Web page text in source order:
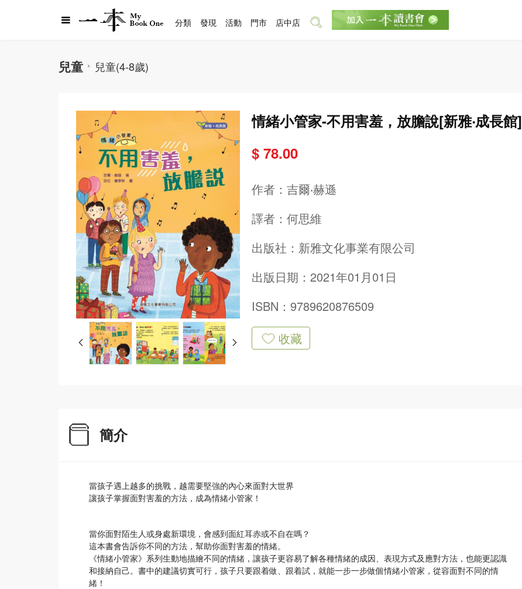
兒童 兒童(4-8歲)
情緒小管家-不用害羞，放膽說[新雅‧成長館]
$ 78.00
作者： 吉爾‧赫遜
譯者： 何思維
出版社： 新雅文化事業有限公司
出版日期：2021年01月01日
ISBN：9789620876509
收藏
簡介
當孩子遇上越多的挑戰，越需要堅強的內心來面對大世界
讓孩子掌握面對害羞的方法，成為情緒小管家！
當你面對陌生人或身處新環境，會感到面紅耳赤或不自在嗎？
這本書會告訴你不同的方法，幫助你面對害羞的情緒。
《情緒小管家》系列生動地描繪不同的情緒，讓孩子更容易了解各種情緒的成因、表現方式及應對方法，也能更認識
和接納自己。書中的建議切實可行，孩子只要跟着做、跟着試，就能一步一步做個情緒小管家，從容面對不同的情
緒！
分類 發現 活動 門市 店中店